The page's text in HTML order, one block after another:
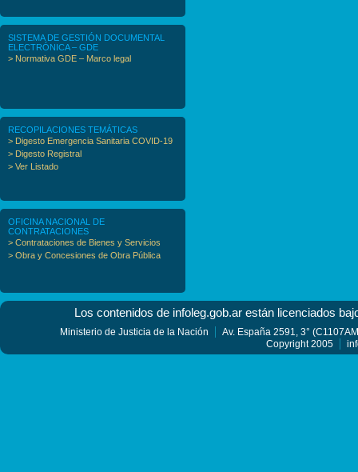
SISTEMA DE GESTIÓN DOCUMENTAL
ELECTRÓNICA – GDE
> Normativa GDE – Marco legal
RECOPILACIONES TEMÁTICAS
> Digesto Emergencia Sanitaria COVID-19
> Digesto Registral
> Ver Listado
OFICINA NACIONAL DE
CONTRATACIONES
> Contrataciones de Bienes y Servicios
> Obra y Concesiones de Obra Pública
Los contenidos de infoleg.gob.ar están licenciados
Ministerio de Justicia de la Nación
Av. España 2591, 3°
Copyright 2005